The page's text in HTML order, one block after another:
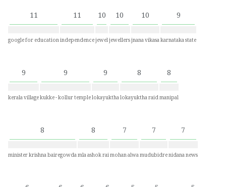
11
google for education
11
independence
10
jewel
10
jewellers
10
jnana vikasa
9
karnataka state
9
kerala village
9
kukke - kollur temple
9
lokayuktha
8
lokayuktha raid
8
manipal
8
minister krishna bairegowda
8
mla ashok rai
7
mohan alwa
7
mudubidre
7
nidana news